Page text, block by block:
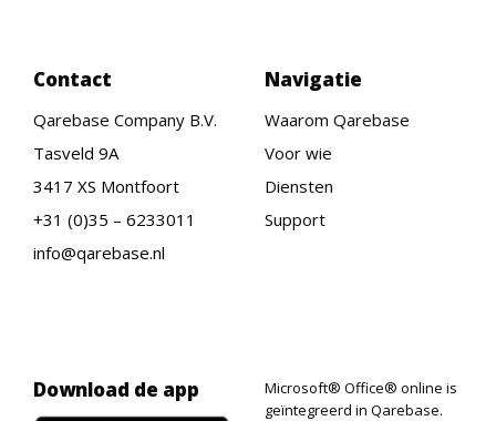
Contact
Qarebase Company B.V.
Tasveld 9A
3417 XS Montfoort
+31 (0)35 – 6233011
info@qarebase.nl
Navigatie
Waarom Qarebase
Voor wie
Diensten
Support
Download de app
Microsoft® Office® online is
geïntegreerd in Qarebase.